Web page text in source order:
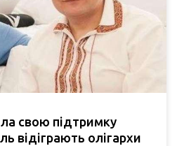
свою підтримку
відіграють олігархи